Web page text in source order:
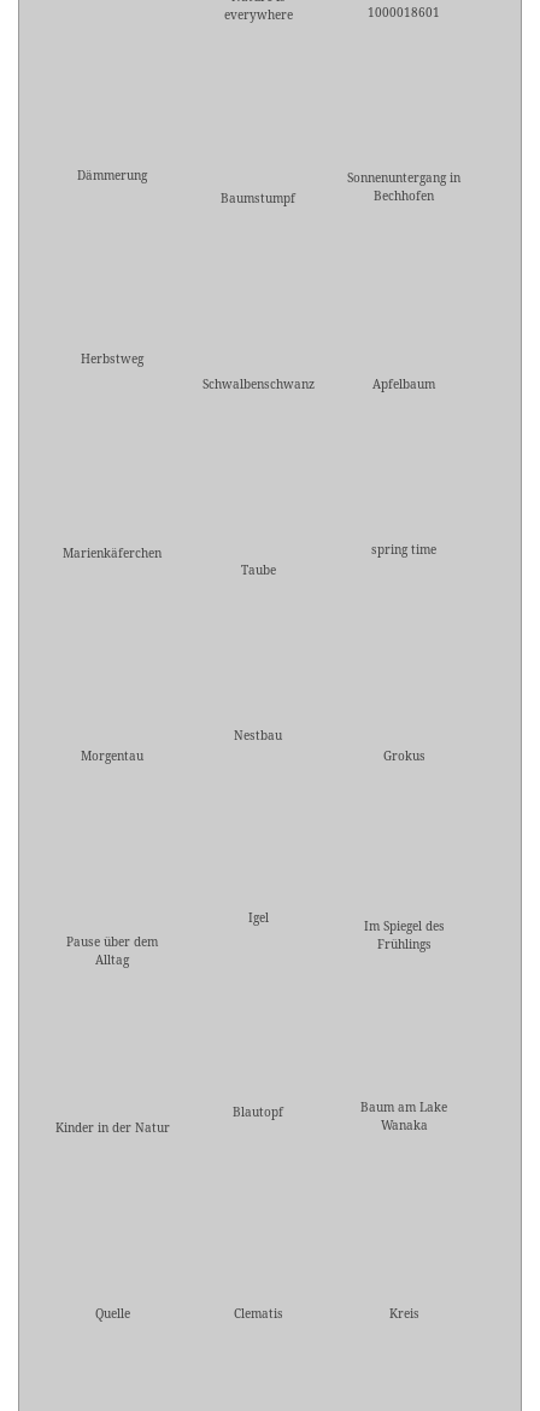
everywhere
1000018601
Dämmerung
Baumstumpf
Sonnenuntergang in
Bechhofen
Herbstweg
Schwalbenschwanz
Apfelbaum
Marienkäferchen
Taube
spring time
Morgentau
Nestbau
Grokus
Pause über dem
Alltag
Igel
Im Spiegel des
Frühlings
Kinder in der Natur
Blautopf
Baum am Lake
Wanaka
Quelle Clematis Kreis